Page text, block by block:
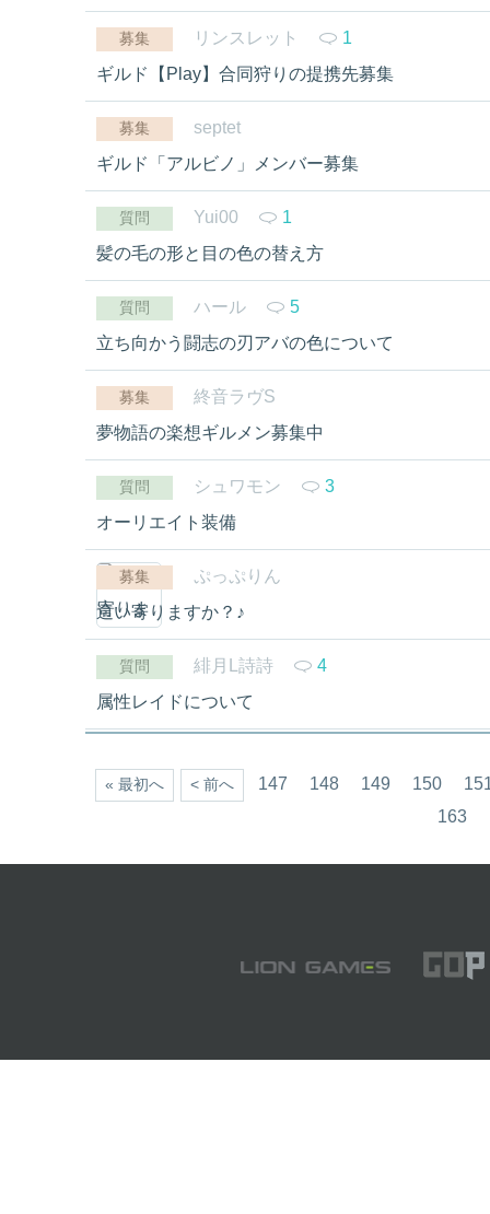
募集 リンスレット
1
ギルド【Play】合同狩りの提携先募集
募集
septet
ギルド「アルビノ」メンバー募集
質問 Yui00
1
髪の毛の形と目の色の替え方
質問 ハール
5
立ち向かう闘志の刃アバの色について
募集
終音ラヴS
夢物語の楽想ギルメン募集中
質問 シュワモン
3
オーリエイト装備
募集
ぷっぷりん
這い寄りますか？♪
質問 緋月L詩詩
4
属性レイドについて
« 最初へ < 前へ 147 148 149 150
163